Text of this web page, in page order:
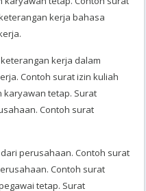
kerja bahasa
kerja dalam
Contoh surat izin kuliah
tetap. Surat
Contoh surat
perusahaan. Contoh surat
Contoh surat
tetap. Surat